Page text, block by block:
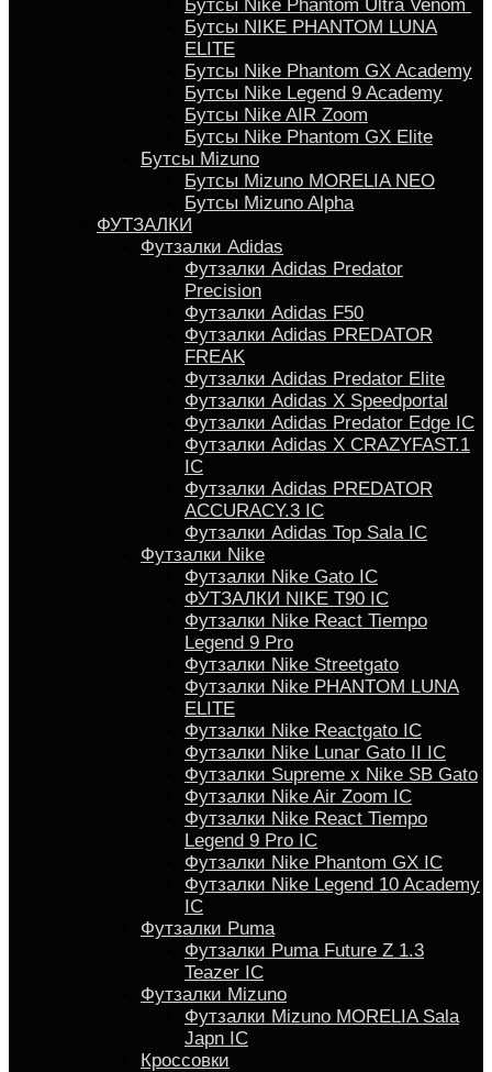
Бутсы Nike Phantom Ultra Venom
Бутсы NIKE PHANTOM LUNA
ELITE
Бутсы Nike Phantom GX Academy
Бутсы Nike Legend 9 Academy
Бутсы Nike AIR Zoom
Бутсы Nike Phantom GX Elite
Бутсы Mizuno
Бутсы Mizuno MORELIA NEO
Бутсы Mizuno Alpha
ФУТЗАЛКИ
Футзалки Adidas
Футзалки Adidas Predator
Precision
Футзалки Adidas F50
Футзалки Adidas PREDATOR
FREAK
Футзалки Adidas Predator Elite
Футзалки Аdidas X Speedportal
Футзалки Adidas Predator Edge IC
Футзалки Adidas X CRAZYFAST.1
IC
Футзалки Adidas PREDATOR
ACCURACY.3 IC
Футзалки Аdidas Top Sala IC
Футзалки Nike
Футзалки Nike Gato IC
ФУТЗАЛКИ NIKE T90 IC
Футзалки Nike React Tiempo
Legend 9 Pro
Футзалки Nike Streetgato
Футзалки Nike PHANTOM LUNA
ELITE
Футзалки Nike Reactgato IC
Футзалки Nike Lunar Gato II IC
Футзалки Supreme x Nike SB Gato
Футзалки Nike Air Zoom IC
Футзалки Nike React Tiempo
Legend 9 Pro IC
Футзалки Nike Phantom GX IC
Футзалки Nike Legend 10 Academy
IC
Футзалки Puma
Футзалки Puma Future Z 1.3
Teazer IC
Футзалки Mizuno
Футзалки Mizuno MORELIA Sala
Japn IC
Кроссовки